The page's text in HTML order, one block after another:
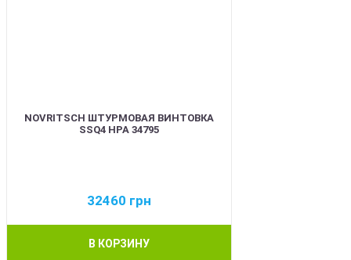
NOVRITSCH ШТУРМОВАЯ ВИНТОВКА
SSQ4 HPA 34795
32460 грн
В КОРЗИНУ